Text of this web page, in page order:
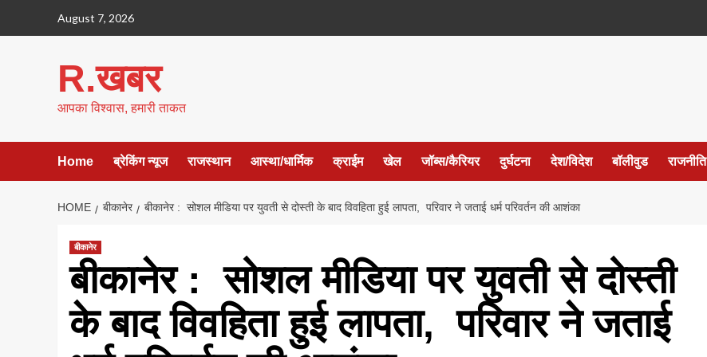
August 7, 2026
R.खबर
आपका विश्वास, हमारी ताकत
Home ब्रेकिंग न्यूज राजस्थान आस्था/धार्मिक क्राईम खेल जॉब्स/कैरियर दुर्घटना देश/विदेश बॉलीवुड राजनीति
HOME बीकानेर बीकानेर : सोशल मीडिया पर युवती से दोस्ती के बाद विवहिता हुई लापता, परिवार ने जताई धर्म परिवर्तन की आशंका
बीकानेर
बीकानेर : सोशल मीडिया पर युवती से दोस्ती
के बाद विवहिता हुई लापता, परिवार ने जताई